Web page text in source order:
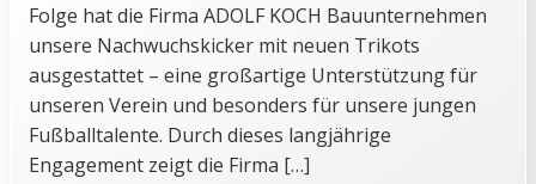
Folge hat die Firma ADOLF KOCH Bauunternehmen
unsere Nachwuchskicker mit neuen Trikots
ausgestattet – eine großartige Unterstützung für
unseren Verein und besonders für unsere jungen
Fußballtalente. Durch dieses langjährige
Engagement zeigt die Firma […]